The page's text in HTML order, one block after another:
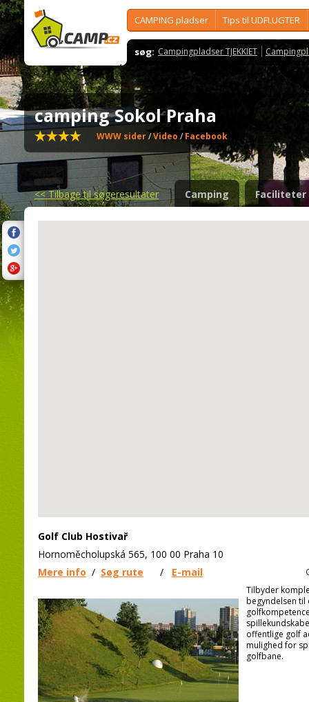
CAMPING pladser Tips til UDFLUGTER
søg: Campingpladser TJEKKIET
camping Sokol Praha
WWW sider/Video /Facebook
<<Tilbage til søgeresultater Camping Faciliteter
Golf Club Hostivař
Hornoměcholupská 565, 100 00 Praha 10
Mere info / Søg rute / E-mail
Tilbyder
begyndelsen til
offentlige golf
mulighed for
golfbane.